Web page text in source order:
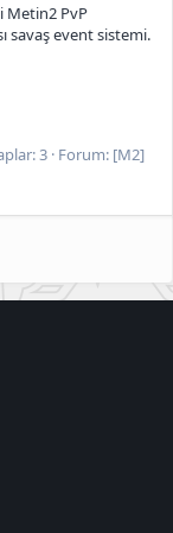
Metin2 PvP
savaş event sistemi.
3 Forum: [M2]